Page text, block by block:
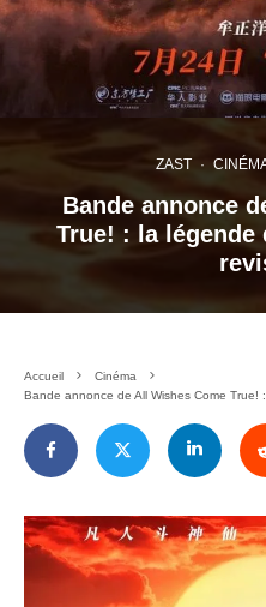
ZAST ·
Bande annonce
True! : la
Accueil
Cinéma
Bande annonce de All Wishes Come True!